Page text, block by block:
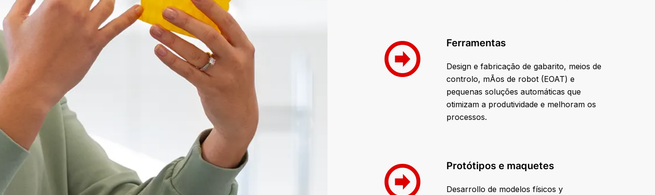
Ferramentas
Design e fabricação de gabarito, meios de
controlo, mÃos de robot (EOAT) e
pequenas soluções automáticas que
otimizam a produtividade e melhoram os
processos.
Protótipos e maquetes
Desarrollo de modelos físicos y